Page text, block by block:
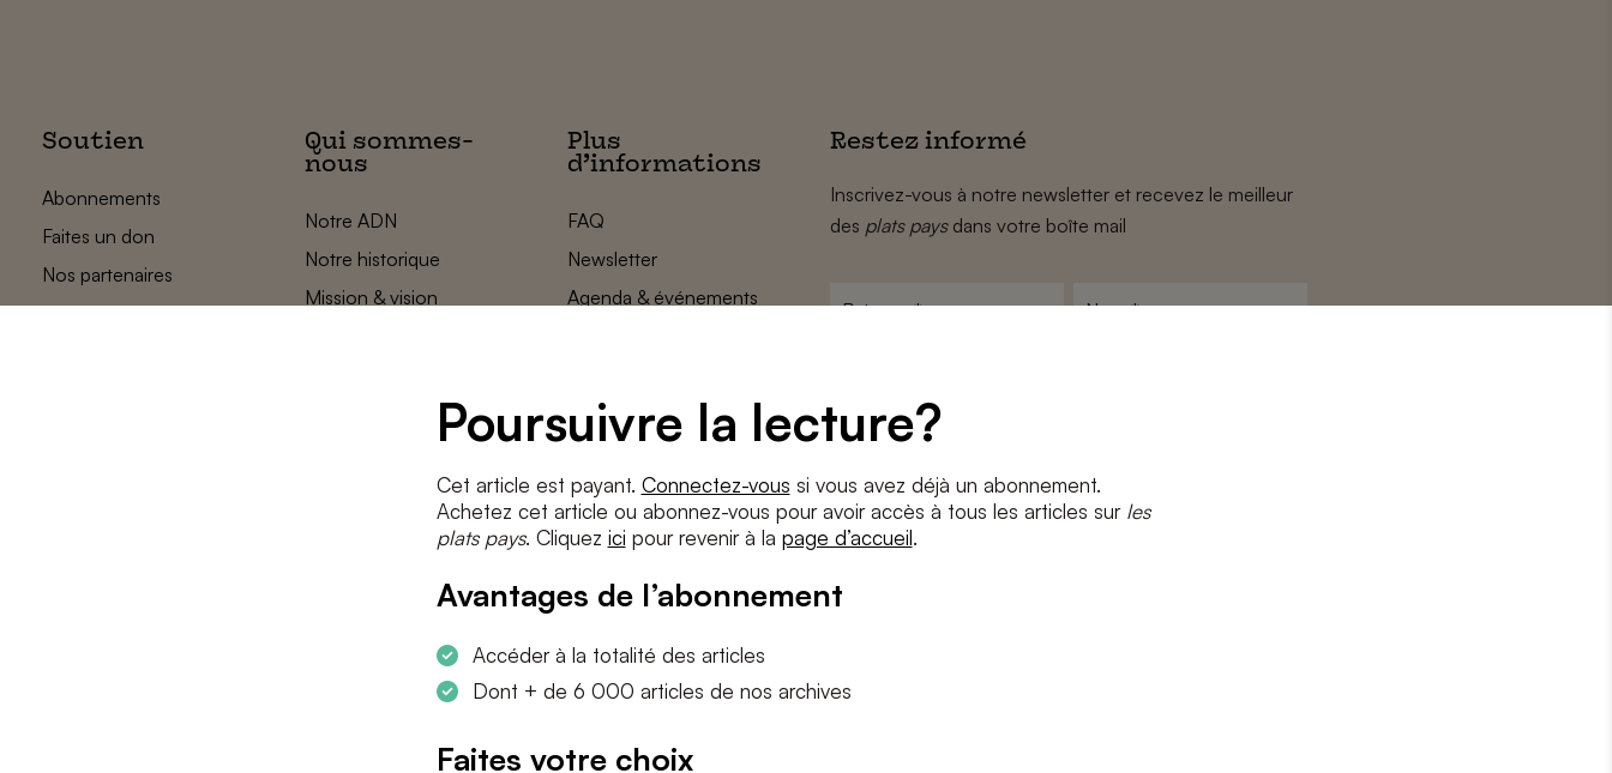
Poursuivre la lecture?
Cet article est payant. Connectez-vous si vous avez déjà un abonnement.
Achetez cet article ou abonnez-vous pour avoir accès à tous les articles sur les
plats pays. Cliquez ici pour revenir à la page d’accueil.
Avantages de l’abonnement
Accéder à la totalité des articles
Dont + de 6 000 articles de nos archives
Faites votre choix
Soutien
Abonnements
Faites un don
Nos partenaires
Qui sommes-
nous
Notre ADN
Notre historique
Mission & vision
Plus
d’informations
FAQ
Newsletter
Agenda & événements
Paramètres des cookies
Restez informé
Inscrivez-vous à notre newsletter et recevez le meilleur
des plats paysdans votre boîte mail
e-
mail
Conditions *
J'accepteles termes et conditionsetla politique de confidentialité